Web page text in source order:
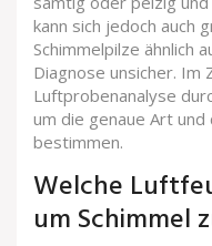
kann sich jedoch auch
Schimmelpilze ähnlich
Diagnose unsicher. Im
Luftprobenanalyse
um die genaue Art
bestimmen.
Welche
um Schimmel